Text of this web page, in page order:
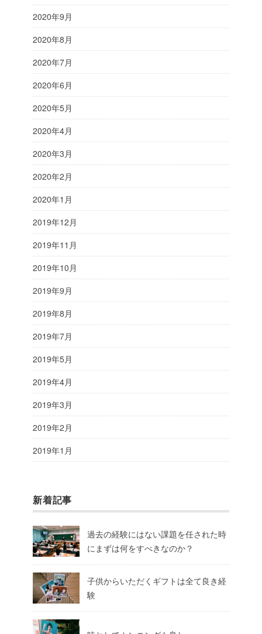
2020年9月
2020年8月
2020年7月
2020年6月
2020年5月
2020年4月
2020年3月
2020年2月
2020年1月
2019年12月
2019年11月
2019年10月
2019年9月
2019年8月
2019年7月
2019年5月
2019年4月
2019年3月
2019年2月
2019年1月
新着記事
過去の経験にはない課題を任された時
にまずは何をすべきなのか？
子供からいただくギフトは全て良き経
験